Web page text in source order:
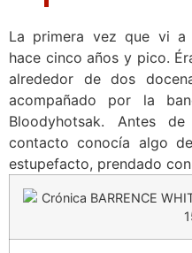
La primera vez que vi a
hace cinco años y pico.
alrededor de dos
acompañado por la
Bloodyhotsak. Antes
contacto conocía algo
estupefacto, prendado